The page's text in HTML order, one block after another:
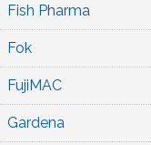
Fish Pharma
Fok
FujiMAC
Gardena